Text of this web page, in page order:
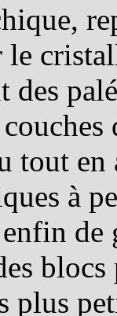
des
tout
à
plus